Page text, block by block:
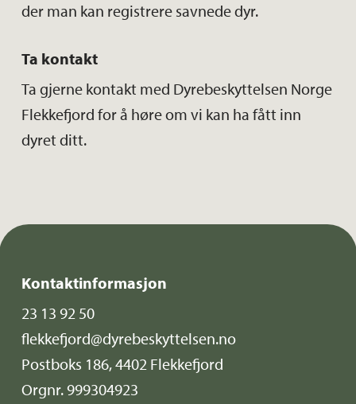
der man kan registrere savnede dyr.
Ta kontakt
Ta gjerne kontakt med Dyrebeskyttelsen Norge
Flekkefjord for å høre om vi kan ha fått inn
dyret ditt.
Kontaktinformasjon
23 13 92 50
flekkefjord@dyrebeskyttelsen.no
Postboks 186, 4402 Flekkefjord
Orgnr. 999304923